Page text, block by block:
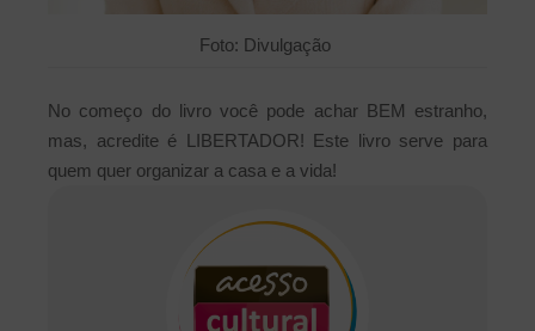
Foto: Divulgação
No começo do livro você pode achar BEM estranho,
mas, acredite é LIBERTADOR! Este livro serve para
quem quer organizar a casa e a vida!